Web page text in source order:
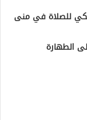
للصلاة في منى
الطهارة